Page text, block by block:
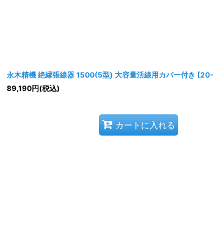
永木精機 絶縁張線器 1500(5型) 大容量活線用カバー付き [
89,190円(税込)
カートに入れる